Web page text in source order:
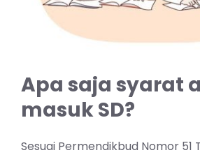
Apa saja syarat
masuk SD?
Sesuai Permendikbud Nomor 51